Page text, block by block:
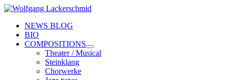
NEWS BLOG
BIO
COMPOSITIONS
Theater / Musical
Steinklang
Chorwerke